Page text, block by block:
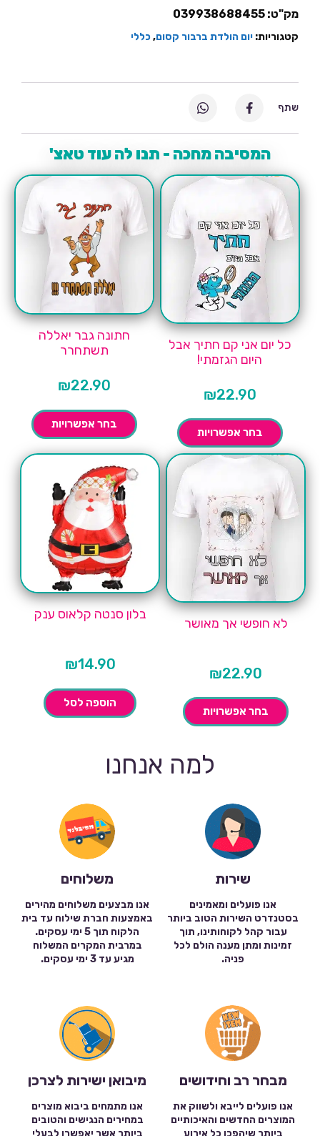
מק"ט: 039938688455
קטגוריות: יום הולדת ברבור קסום,כללי
המסיבה מחכה - תנו לה עוד טאצ'
כל יום אני קם חתיך אבל
היום הגזמתי!
₪22.90
בחר אפשרויות
חתונה גבר יאללה
תשתחרר
₪22.90
בחר אפשרויות
לא חופשי אך מאושר
₪22.90
בחר אפשרויות
בלון סנטה קלאוס ענק
₪14.90
הוספה לסל
שתף
למה אנחנו
שירות
אנו פועלים ומאמינים
בסטנדרט השירות הטוב ביותר
עבור קהל לקוחותינו, תוך
זמינות ומתן מענה הולם לכל
פניה.
משלוחים
אנו מבצעים משלוחים מהירים
באמצעות חברת שילוח עד בית
הלקוח תוך 5 ימי עסקים.
במרבית המקרים המשלוח
מגיע עד 3 ימי עסקים.
מבחר רב וחידושים
אנו פועלים לייבא ולשווק את
המוצרים החדשים והאיכותיים
ביותר שיהפכו כל אירוע
מיבואן ישירות לצרכן
אנו מתמחים ביבוא מוצרים
במחירים הנגישים והטובים
ביותר אשר יאפשרו לבעלי